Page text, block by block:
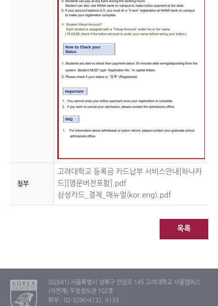
첨부
고려대학교 등록금 카드납부 서비스안내[하나카
드][영문버전포함].pdf
삼성카드_결제_매뉴얼(kor.eng).pdf
목록
[02841] 서울특별시 성북구 안암로 145 고려대학교 서울캠퍼스
(자연계) 우정정보관 102호
학부 : 02-3290-4132, 4133